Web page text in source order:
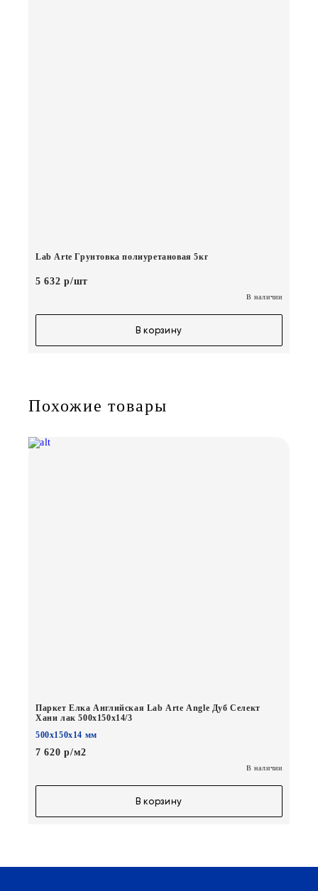
Lab Arte Грунтовка полиуретановая 5кг
5 632 р/шт
В наличии
В корзину
Похожие товары
Паркет Елка Английская Lab Arte Angle Дуб Селект
Хани лак 500х150х14/3
500х150х14 мм
7 620 р/м2
В наличии
В корзину